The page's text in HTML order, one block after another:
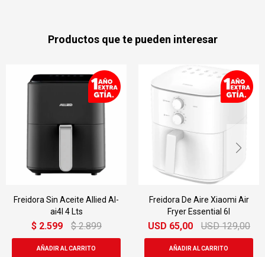
Productos que te pueden interesar
Freidora Sin Aceite Allied Al-
ai4l 4 Lts
$ 2.599 $ 2.899
Freidora De Aire Xiaomi Air
Fryer Essential 6l
USD 65,00 USD 129,00